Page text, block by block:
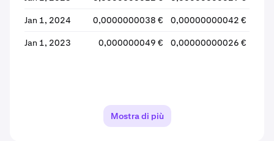
Jan 1, 2024 0,0000000038 € 0,00000000042 €
Jan 1, 2023 0,000000049 € 0,00000000026 €
Mostra di più